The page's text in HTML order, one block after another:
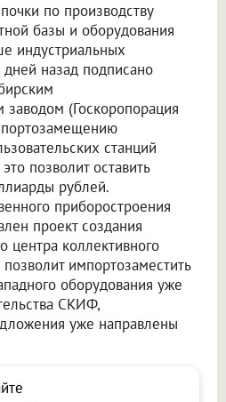
по производству
базы и оборудования
индустриальных
назад подписано
(Госкоропорация
станций
позволит оставить
рублей.
приборостроения
проект создания
центра коллективного
импортозаместить
оборудования уже
СКИФ,
уже направлены